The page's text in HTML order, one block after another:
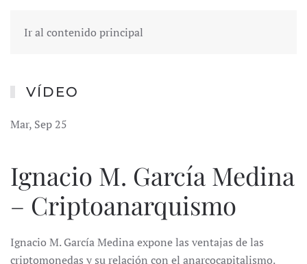
Ir al contenido principal
VÍDEO
Mar, Sep 25
Ignacio M. García Medina
– Criptoanarquismo
Ignacio M. García Medina expone las ventajas de las
criptomonedas y su relación con el anarcocapitalismo.